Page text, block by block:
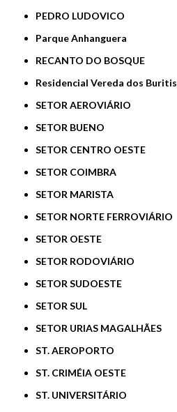
PEDRO LUDOVICO
Parque Anhanguera
RECANTO DO BOSQUE
Residencial Vereda dos Buritis
SETOR AEROVIÁRIO
SETOR BUENO
SETOR CENTRO OESTE
SETOR COIMBRA
SETOR MARISTA
SETOR NORTE FERROVIÁRIO
SETOR OESTE
SETOR RODOVIÁRIO
SETOR SUDOESTE
SETOR SUL
SETOR URIAS MAGALHÃES
ST. AEROPORTO
ST. CRIMÉIA OESTE
ST. UNIVERSITÁRIO